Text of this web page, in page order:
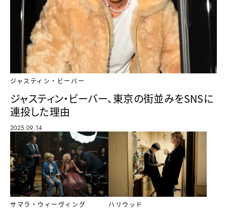
ジャスティン・ビーバー
ジャスティン・ビーバー、東京の街並みをSNSに
連投した理由
2025.09.14
サマラ・ウィーヴィング ハリウッド